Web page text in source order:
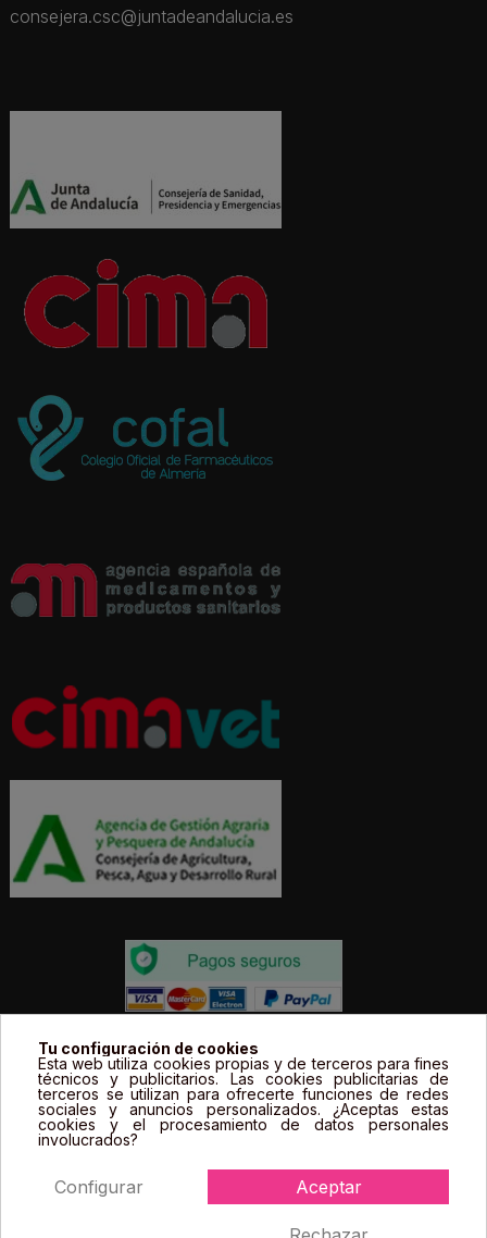
consejera.csc@juntadeandalucia.es
Todos los precios estás expresados en Euros e
incluyen el IVA. | Todas las marcas, logotipos y fotos de
productos son propiedad legal de sus propietarios y
sólo se muestran a título informativo.
Tu configuración de cookies
Esta web utiliza cookies propias y de terceros para fines
técnicos y publicitarios. Las cookies publicitarias de
terceros se utilizan para ofrecerte funciones de redes
sociales y anuncios personalizados. ¿Aceptas estas
cookies y el procesamiento de datos personales
involucrados?
Aceptar
Configurar